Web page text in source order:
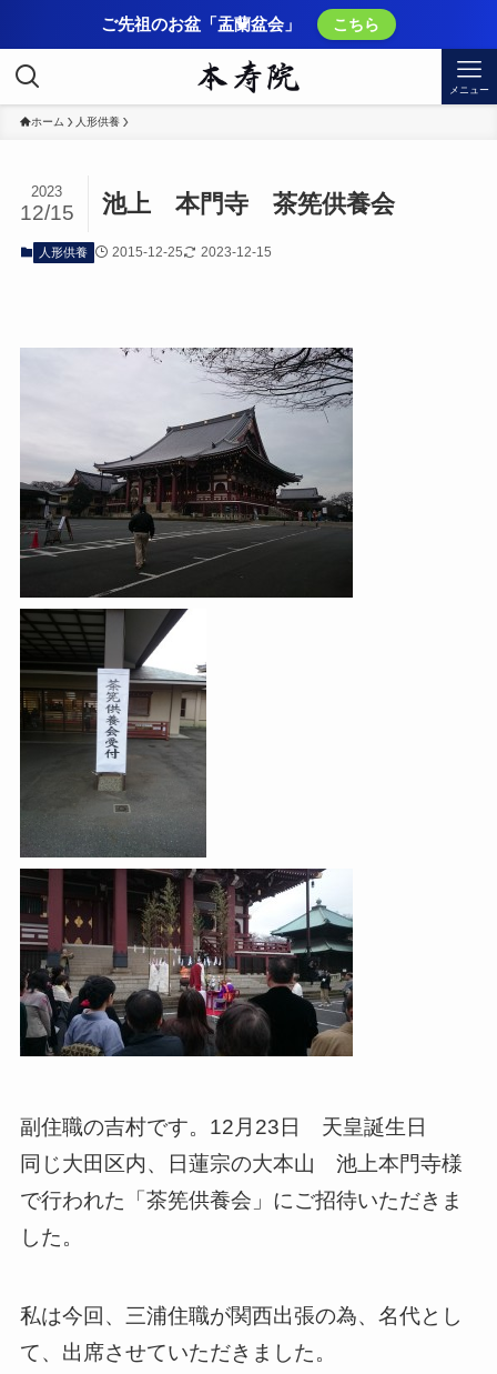
ご先祖のお盆「盂蘭盆会」 こちら
メニュー
ホーム 人形供養
池上 本門寺 茶筅供養会
2023
12/15
人形供養 2015-12-25 2023-12-15
副住職の吉村です。12月23日 天皇誕生日
同じ大田区内、日蓮宗の大本山 池上本門寺様
で行われた「茶筅供養会」にご招待いただきま
した。
私は今回、三浦住職が関西出張の為、名代とし
て、出席させていただきました。